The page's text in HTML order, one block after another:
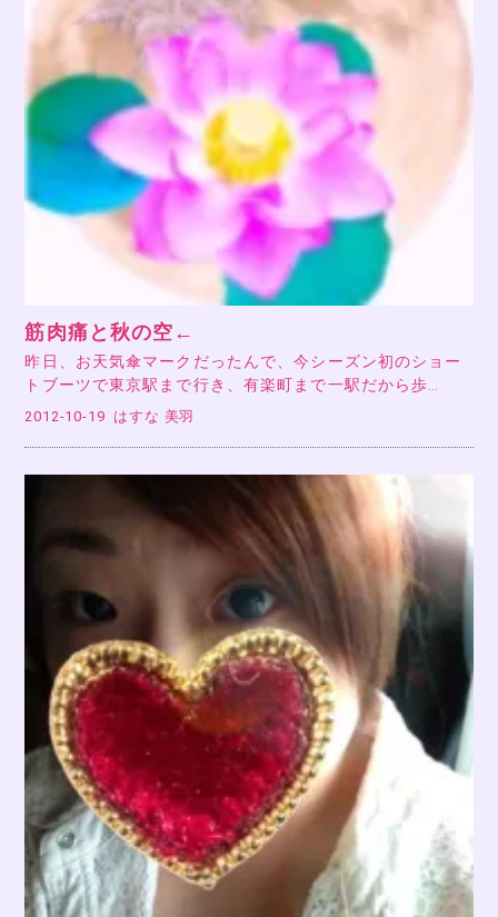
筋肉痛と秋の空←
昨日、お天気傘マークだったんで、今シーズン初のショー
トブーツで東京駅まで行き、有楽町まで一駅だから歩…
2012-10-19 はすな 美羽